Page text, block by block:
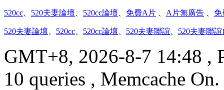
520cc 520夫妻論壇 520cc論壇 免費A片 A片無廣告 免
520夫妻論壇 520cc 520cc論壇 520夫妻聯誼 520夫妻聯
GMT+8, 2026-8-7 14:48 ,
10 queries , Memcache On.